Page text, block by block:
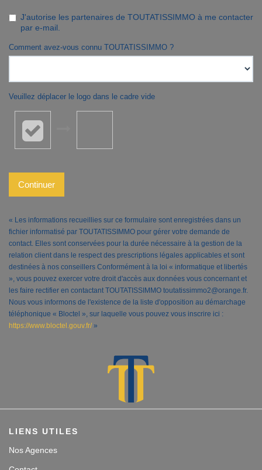
J'autorise les partenaires de TOUTATISSIMMO à me contacter
par e-mail.
Comment avez-vous connu TOUTATISSIMMO ?
Veuillez déplacer le logo dans le cadre vide
Continuer
« Les informations recueillies sur ce formulaire sont enregistrées dans un
fichier informatisé par TOUTATISSIMMO pour gérer votre demande de
contact. Elles sont conservées pour la durée nécessaire à la gestion de la
relation client dans le respect des prescriptions légales applicables et sont
destinées à nos conseillers Conformément à la loi « informatique et libertés
», vous pouvez exercer votre droit d'accès aux données vous concernant et
les faire rectifier en contactant TOUTATISSIMMO toutatissimmo2@orange.fr.
Nous vous informons de l'existence de la liste d'opposition au démarchage
téléphonique « Bloctel », sur laquelle vous pouvez vous inscrire ici :
https://www.bloctel.gouv.fr/ »
LIENS UTILES
Nos Agences